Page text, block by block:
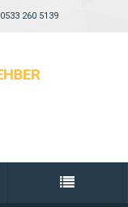
0533 260 5139